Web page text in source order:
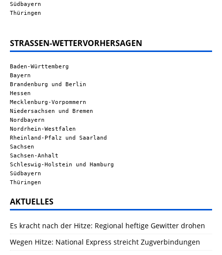
Südbayern
Thüringen
STRASSEN-WETTERVORHERSAGEN
Baden-Württemberg
Bayern
Brandenburg und Berlin
Hessen
Mecklenburg-Vorpommern
Niedersachsen und Bremen
Nordbayern
Nordrhein-Westfalen
Rheinland-Pfalz und Saarland
Sachsen
Sachsen-Anhalt
Schleswig-Holstein und Hamburg
Südbayern
Thüringen
AKTUELLES
Es kracht nach der Hitze: Regional heftige Gewitter drohen
Wegen Hitze: National Express streicht Zugverbindungen